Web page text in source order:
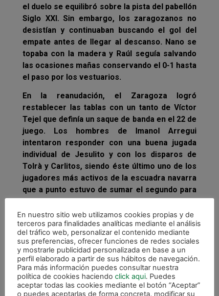
el duelo se equilibró sobre la pista del pabellón
Siglo XXI. Sin embargo, los zaragozanos no
desistían y continuaban buscando el gol del
empate antes de llegar al descanso. Nano se
topaba con la madera y Raúl seguía salvando
las ocasiones mañas conservando el 0-1 hasta
el paso por los vestuarios.
En la reanudación, el Zaragoza logró
restablecer las tablas con un tanto de Víctor
Tejel que definía un saque de banda en el 22 de
juego. Los hombres de Imanol Arregui
intentaron responder con una buena jugada
individual de Jesulito y con los disparos de
Tolrà y Carlitos, siendo éste último uno de los
jugadores más activos de la escuadra navarra
que a punto estuvo de sumar el segundo para
los suyos con una vaselina con la que
superaba a Iván Bernad pero que David se
encargó se sacar bajo los palos.
En nuestro sitio web utilizamos cookies propias y de
terceros para finalidades analíticas mediante el análisis
del tráfico web, personalizar el contenido mediante
sus preferencias, ofrecer funciones de redes sociales
y mostrarle publicidad personalizada en base a un
perfil elaborado a partir de sus hábitos de navegación.
Para más información puedes consultar nuestra
política de cookies haciendo click aqui. Puedes
aceptar todas las cookies mediante el botón “Aceptar”
o puedes aceptarlas de forma concreta, modificar su